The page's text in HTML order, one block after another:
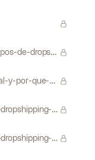
dropshipping
vender-local
local-en-colombia
local-en-mexico